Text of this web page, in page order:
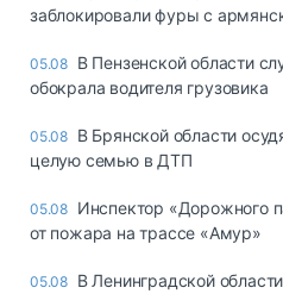
заблокировали фуры с
05.08 В Пензенской области
обокрала водителя грузовика
05.08 В Брянской области
целую семью в ДТП
05.08 Инспектор «Дорожного
от пожара на трассе «Амур»
05.08 В Ленинградской